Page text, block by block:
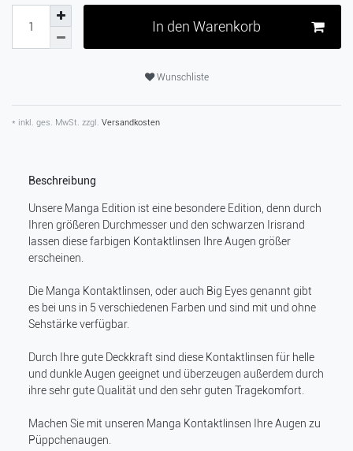
In den Warenkorb
Wunschliste
* inkl. ges. MwSt. zzgl. Versandkosten
Beschreibung
Unsere Manga Edition ist eine besondere Edition, denn durch
Ihren größeren Durchmesser und den schwarzen Irisrand
lassen diese farbigen Kontaktlinsen Ihre Augen größer
erscheinen.
Die Manga Kontaktlinsen, oder auch Big Eyes genannt gibt
es bei uns in 5 verschiedenen Farben und sind mit und ohne
Sehstärke verfügbar.
Durch Ihre gute Deckkraft sind diese Kontaktlinsen für helle
und dunkle Augen geeignet und überzeugen außerdem durch
ihre sehr gute Qualität und den sehr guten Tragekomfort.
Machen Sie mit unseren Manga Kontaktlinsen Ihre Augen zu
Püppchenaugen.